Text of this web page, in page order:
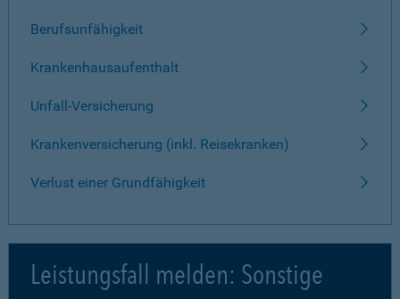
Berufsunfähigkeit
Krankenhausaufenthalt
Unfall-Versicherung
Krankenversicherung (inkl. Reisekranken)
Verlust einer Grundfähigkeit
Leistungsfall melden: Sonstige